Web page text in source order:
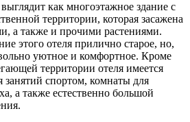
как многоэтажное здание с
территории, которая засажена
а также и прочими растениями.
этого отеля прилично старое, но,
уютное и комфортное. Кроме
территории отеля имеется
занятий спортом, комнаты для
а также естественно большой